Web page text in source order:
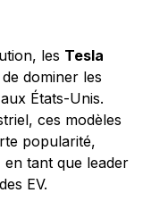
les Tesla
dominer les
États-Unis.
ces modèles
popularité,
en tant que leader
EV.